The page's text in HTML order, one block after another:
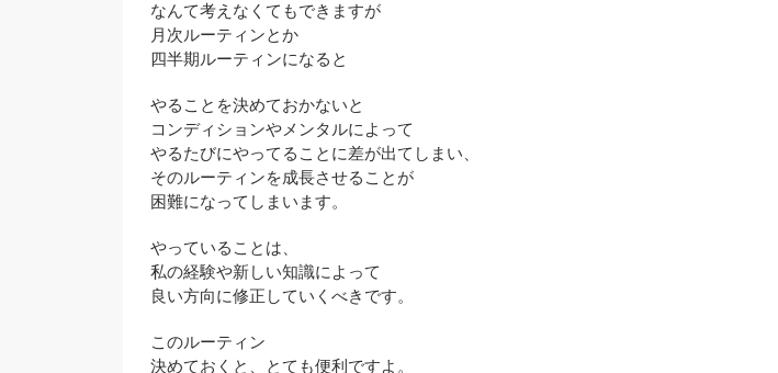
なんて考えなくてもできますが
月次ルーティンとか
四半期ルーティンになると
やることを決めておかないと
コンディションやメンタルによって
やるたびにやってることに差が出てしまい、
そのルーティンを成長させることが
困難になってしまいます。
やっていることは、
私の経験や新しい知識によって
良い方向に修正していくべきです。
このルーティン
決めておくと、とても便利ですよ。